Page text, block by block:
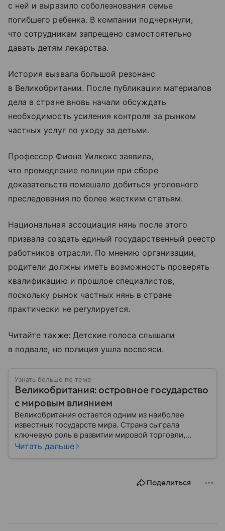
с ней и выразило соболезнования семье
погибшего ребенка. В компании подчеркнули,
что сотрудникам запрещено самостоятельно
давать детям лекарства.
История вызвала большой резонанс
в Великобритании. После публикации материалов
дела в стране вновь начали обсуждать
необходимость усиления контроля за рынком
частных услуг по уходу за детьми.
Профессор Фиона Уилкокс заявила,
что промедление полиции при сборе
доказательств помешало добиться уголовного
преследования по более жестким статьям.
Национальная ассоциация нянь после этого
призвала создать единый государственный реестр
работников отрасли. По мнению организации,
родители должны иметь возможность проверять
квалификацию и прошлое специалистов,
поскольку рынок частных нянь в стране
практически не регулируется.
Читайте также: Детские голоса слышали
в подвале, но полиция ушла восвояси.
Узнать больше по теме
Великобритания: островное государство
с мировым влиянием
Великобритания остается одним из наиболее
известных государств мира. Страна сыграла
ключевую роль в развитии мировой торговли,
промышленности, науки и международных
Читать дальше
Поделиться